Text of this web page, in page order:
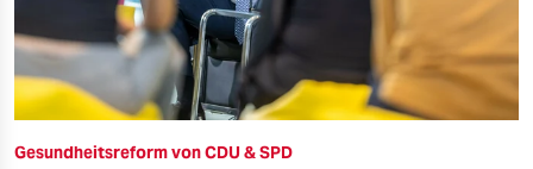
Gesundheitsreform von CDU & SPD